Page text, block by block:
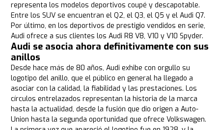
representa los modelos deportivos coupé y descapotable.
Entre los SUV se encuentran el Q2, el Q3, el Q5 y el Audi Q7.
Por último, en los deportivos de prestigio vendidos en serie,
Audi ofrece a sus clientes los Audi R8 V8, V10 y V10 Spyder.
Audi se asocia ahora definitivamente con sus
anillos
Desde hace más de 80 años, Audi exhibe con orgullo su
logotipo del anillo, que el público en general ha llegado a
asociar con la calidad, la fiabilidad y las prestaciones. Los
círculos entrelazados representan la historia de la marca
hasta la actualidad, desde la fusión que dio origen a Auto-
Union hasta la segunda oportunidad que ofrece Volkswagen.